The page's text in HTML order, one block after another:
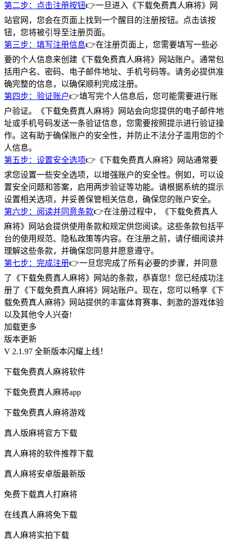
第二步：点击注册按钮👉一旦进入《下载免费真人麻将》网
站官网，您会在页面上找到一个醒目的注册按钮。点击该按
钮，您将被引导至注册页面。
第三步：填写注册信息👉在注册页面上，您需要填写一些必
要的个人信息来创建《下载免费真人麻将》网站账户。通常包
括用户名、密码、电子邮件地址、手机号码等。请务必提供准
确完整的信息，以确保顺利完成注册。
第四步：验证账户👉填写完个人信息后，您可能需要进行账
户验证。《下载免费真人麻将》网站会向您提供的电子邮件地
址或手机号码发送一条验证信息，您需要按照提示进行验证操
作。这有助于确保账户的安全性，并防止不法分子滥用您的个
人信息。
第五步：设置安全选项👉《下载免费真人麻将》网站通常要
求您设置一些安全选项，以增强账户的安全性。例如，可以设
置安全问题和答案，启用两步验证等功能。请根据系统的提示
设置相关选项，并妥善保管相关信息，确保您的账户安全。
第六步：阅读并同意条款👉在注册过程中，《下载免费真人
麻将》网站会提供使用条款和规定供您阅读。这些条款包括平
台的使用规范、隐私政策等内容。在注册之前，请仔细阅读并
理解这些条款，并确保您同意并愿意遵守。
第七步：完成注册👉一旦您完成了所有必要的步骤，并同意
了《下载免费真人麻将》网站的条款，恭喜您！您已经成功注
册了《下载免费真人麻将》网站账户。现在，您可以畅享《下
载免费真人麻将》网站提供的丰富体育赛事、刺激的游戏体验
以及其他令人兴奋!
加载更多
版本更新
V 2.1.97 全新版本闪耀上线！
下载免费真人麻将软件
下载免费真人麻将app
下载免费真人麻将游戏
真人版麻将官方下载
真人麻将的软件推荐下载
真人麻将安卓版最新版
免费下载真人打麻将
在线真人麻将免下载
真人麻将实拍下载